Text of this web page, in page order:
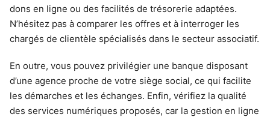
dons en ligne ou des facilités de trésorerie adaptées.
N’hésitez pas à comparer les offres et à interroger les
chargés de clientèle spécialisés dans le secteur associatif.
En outre, vous pouvez privilégier une banque disposant
d’une agence proche de votre siège social, ce qui facilite
les démarches et les échanges. Enfin, vérifiez la qualité
des services numériques proposés, car la gestion en ligne